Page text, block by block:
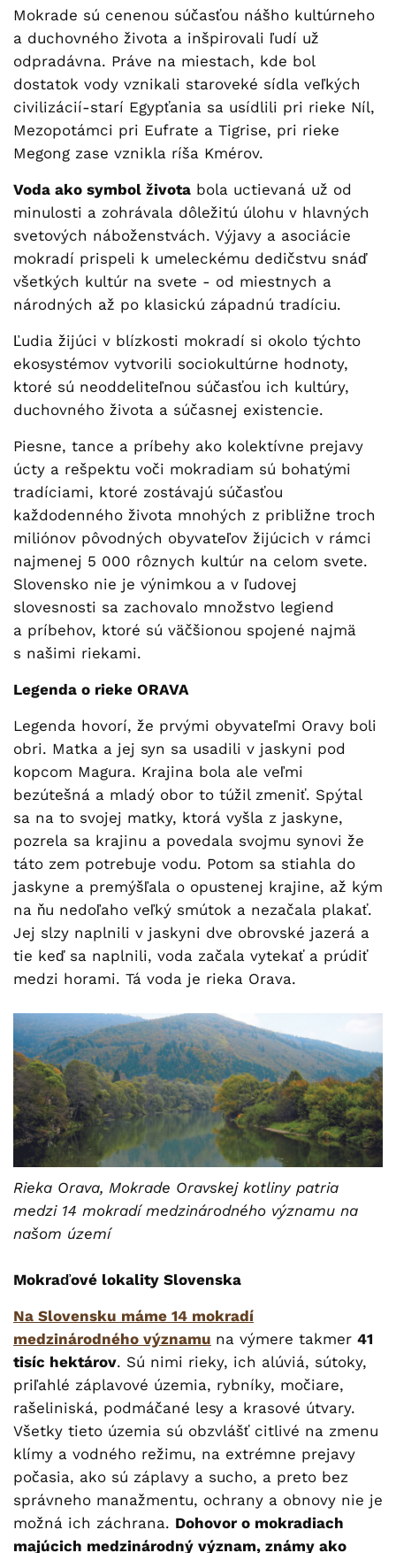
Mokrade sú cenenou súčasťou nášho kultúrneho
a duchovného života a inšpirovali ľudí už
odpradávna. Práve na miestach, kde bol
dostatok vody vznikali staroveké sídla veľkých
civilizácií-starí Egypťania sa usídlili pri rieke Níl,
Mezopotámci pri Eufrate a Tigrise, pri rieke
Megong zase vznikla ríša Kmérov.
Voda ako symbol života bola uctievaná už od
minulosti a zohrávala dôležitú úlohu v hlavných
svetových náboženstvách. Výjavy a asociácie
mokradí prispeli k umeleckému dedičstvu snáď
všetkých kultúr na svete - od miestnych a
národných až po klasickú západnú tradíciu.
Ľudia žijúci v blízkosti mokradí si okolo týchto
ekosystémov vytvorili sociokultúrne hodnoty,
ktoré sú neoddeliteľnou súčasťou ich kultúry,
duchovného života a súčasnej existencie.
Piesne, tance a príbehy ako kolektívne prejavy
úcty a rešpektu voči mokradiam sú bohatými
tradíciami, ktoré zostávajú súčasťou
každodenného života mnohých z približne troch
miliónov pôvodných obyvateľov žijúcich v rámci
najmenej 5 000 rôznych kultúr na celom svete.
Slovensko nie je výnimkou a v ľudovej
slovesnosti sa zachovalo množstvo legiend
a príbehov, ktoré sú väčšionou spojené najmä
s našimi riekami.
Legenda o rieke ORAVA
Legenda hovorí, že prvými obyvateľmi Oravy boli
obri. Matka a jej syn sa usadili v jaskyni pod
kopcom Magura. Krajina bola ale veľmi
bezútešná a mladý obor to túžil zmeniť. Spýtal
sa na to svojej matky, ktorá vyšla z jaskyne,
pozrela sa krajinu a povedala svojmu synovi že
táto zem potrebuje vodu. Potom sa stiahla do
jaskyne a premýšľala o opustenej krajine, až kým
na ňu nedoľaho veľký smútok a nezačala plakať.
Jej slzy naplnili v jaskyni dve obrovské jazerá a
tie keď sa naplnili, voda začala vytekať a prúdiť
medzi horami. Tá voda je rieka Orava.
Rieka Orava, Mokrade Oravskej kotliny patria
medzi 14 mokradí medzinárodného významu na
našom území
Mokraďové lokality Slovenska
Na Slovensku máme 14 mokradí
medzinárodného významu na výmere takmer 41
tisíc hektárov. Sú nimi rieky, ich alúviá, sútoky,
priľahlé záplavové územia, rybníky, močiare,
rašeliniská, podmáčané lesy a krasové útvary.
Všetky tieto územia sú obzvlášť citlivé na zmenu
klímy a vodného režimu, na extrémne prejavy
počasia, ako sú záplavy a sucho, a preto bez
správneho manažmentu, ochrany a obnovy nie je
možná ich záchrana. Dohovor o mokradiach
majúcich medzinárodný význam, známy ako